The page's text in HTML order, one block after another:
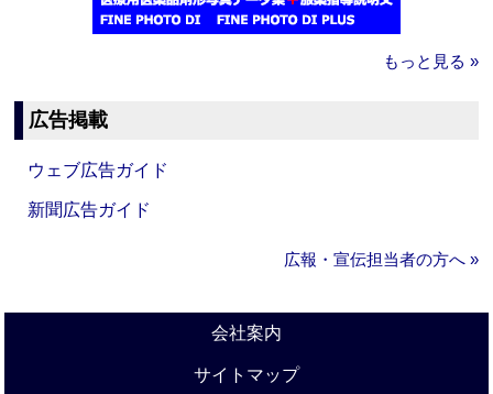
もっと見る »
広告掲載
ウェブ広告ガイド
新聞広告ガイド
広報・宣伝担当者の方へ »
会社案内
サイトマップ